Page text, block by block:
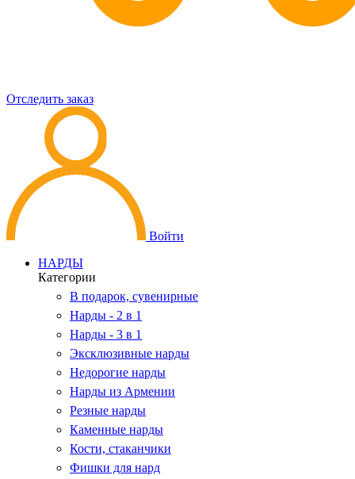
Отследить заказ
Войти
НАРДЫ
Категории
В подарок, сувенирные
Нарды - 2 в 1
Нарды - 3 в 1
Эксклюзивные нарды
Недорогие нарды
Нарды из Армении
Резные нарды
Каменные нарды
Кости, стаканчики
Фишки для нард